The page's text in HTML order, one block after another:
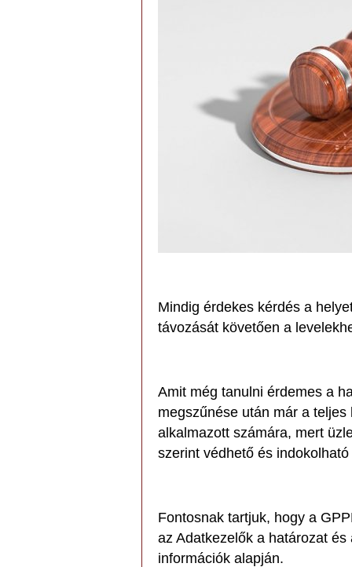
Mindig érdekes kérdés a
távozását követően a
Amit még tanulni érdemes a
megszűnése után már a
alkalmazott számára, mert
szerint védhető és
Fontosnak tartjuk, hogy a
az Adatkezelők a határozat
információk alapján.